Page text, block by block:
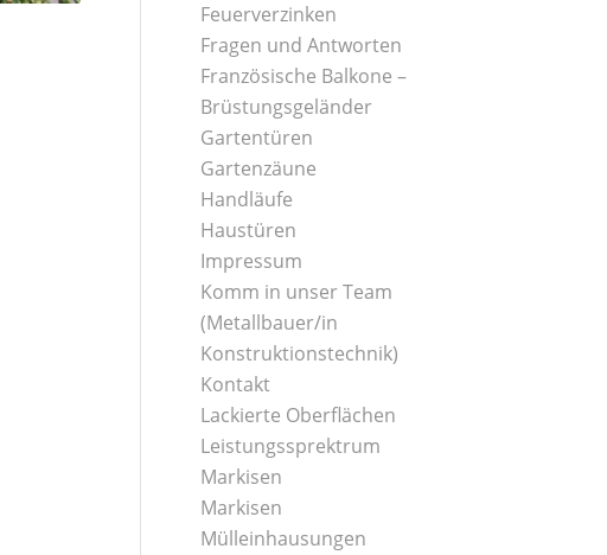
Feuerverzinken
Fragen und Antworten
Französische Balkone –
Brüstungsgeländer
Gartentüren
Gartenzäune
Handläufe
Haustüren
Impressum
Komm in unser Team
(Metallbauer/in
Konstruktionstechnik)
Kontakt
Lackierte Oberflächen
Leistungssprektrum
Markisen
Markisen
Mülleinhausungen